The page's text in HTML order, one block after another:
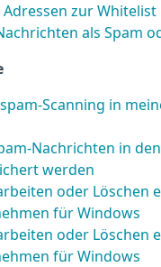
zur
als Spam
Scanning in
Nachrichten in
werden
oder Löschen
für Windows
oder Löschen
für Windows